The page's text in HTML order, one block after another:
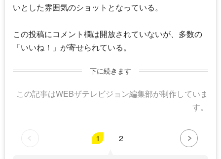
いとした雰囲気のショットとなっている。
この投稿にコメント欄は開放されていないが、多数の
「いいね！」が寄せられている。
下に続きます
この記事はWEBザテレビジョン編集部が制作していま
す。
1 2